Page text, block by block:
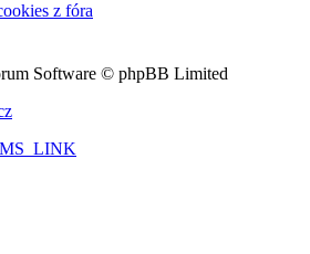
z fóra
Software © phpBB Limited